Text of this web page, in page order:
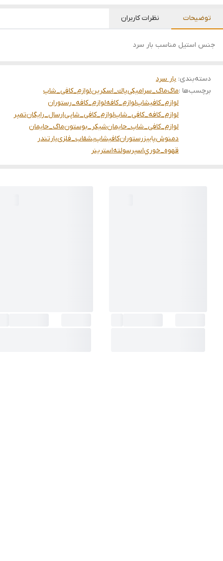
توضیحات نظرات کاربران
جنس استيل مناسب بار سرد
دسته‌بندی: بار سرد
برچسب‌ها :ماگماگ_سرامیکیپاك_اسكرينلوازم_کافی_شاپ
لوازم_کافیشاپلوازم_کافهلوازم_کافه_رستوران
لوازم_کافه_کافی_شاپلوازم_کافی_شاپیارسال_رایگانتمپر
لوازم_کافی_شاپ_حایمانشيكر_بوستونماگ_حایمان
دمنوشپاییزرستورانکافیشاپبشقاب_فلزیبارتندر
قهوه_خورياسپرسولتهاسترينر